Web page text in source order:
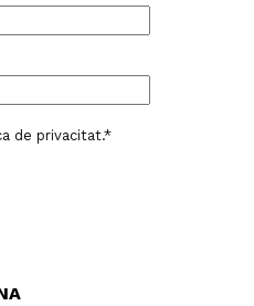
de privacitat.*